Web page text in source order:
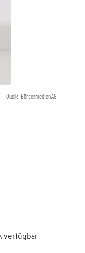
Quelle: Börsenmedien AG
verfügbar